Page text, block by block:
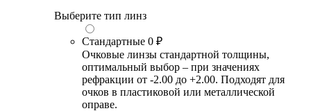
Выберите тип линз
Стандартные 0 ₽
Очковые линзы стандартной толщины,
оптимальный выбор – при значениях
рефракции от -2.00 до +2.00. Подходят для
очков в пластиковой или металлической
оправе.